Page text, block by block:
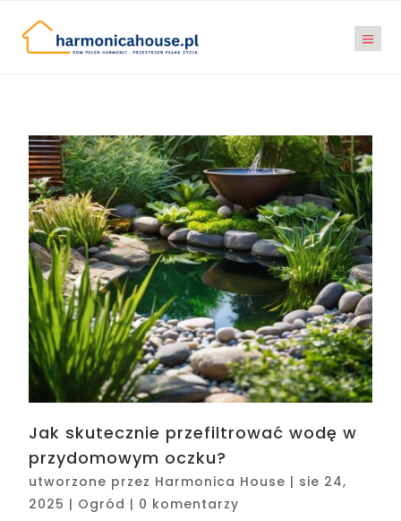
Jak skutecznie przefiltrować wodę w
przydomowym oczku?
utworzone przez Harmonica House | sie 24,
2025 | Ogród | 0 komentarzy